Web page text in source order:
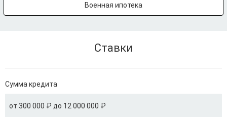
Военная ипотека
Ставки
Сумма кредита
от 300 000 ₽ до 12 000 000 ₽